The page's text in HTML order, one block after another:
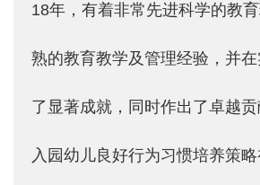
18年，有着非常先进科学的教
熟的教育教学及管理经验，并
了显著成就，同时作出了卓越
入园幼儿良好行为习惯培养策